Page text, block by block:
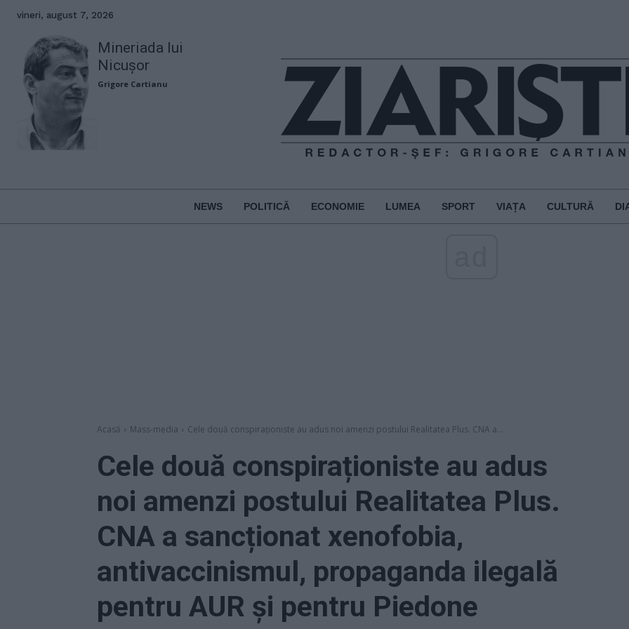
vineri, august 7, 2026
Mineriada lui
Nicușor
Grigore Cartianu
NEWS POLITICĂ ECONOMIE LUMEA SPORT VIAȚA CULTURĂ
Acasă Mass-media Cele două conspiraționiste au adus noi amenzi postului Realitatea Plus. CNA a...
Cele două conspiraționiste au adus
noi amenzi postului Realitatea Plus.
CNA a sancționat xenofobia,
antivaccinismul, propaganda ilegală
pentru AUR și pentru Piedone